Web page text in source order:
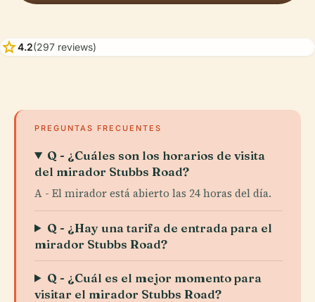
star4.2(297 reviews)
PREGUNTAS FRECUENTES
Q - ¿Cuáles son los horarios de visita
del mirador Stubbs Road?
A - El mirador está abierto las 24 horas del día.
Q - ¿Hay una tarifa de entrada para el
mirador Stubbs Road?
Q - ¿Cuál es el mejor momento para
visitar el mirador Stubbs Road?